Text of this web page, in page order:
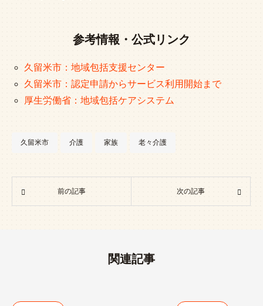
参考情報・公式リンク
久留米市：地域包括支援センター
久留米市：認定申請からサービス利用開始まで
厚生労働省：地域包括ケアシステム
久留米市 介護 家族 老々介護
前の記事 次の記事
関連記事